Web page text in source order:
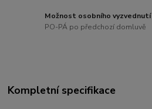
Možnost osobního vyzvednutí
PO-PÁ po předchozí domluvě
Kompletní specifikace